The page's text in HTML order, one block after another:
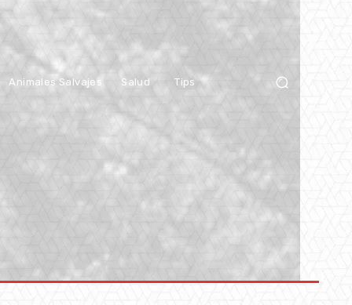
Animales Salvajes Salud Tips